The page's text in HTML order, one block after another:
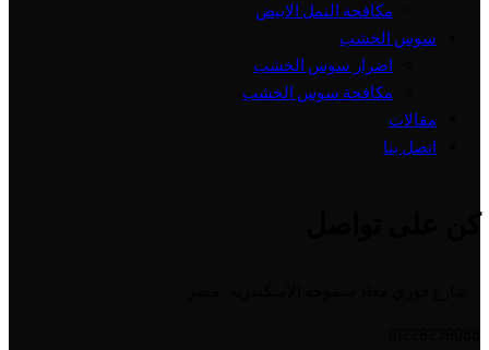
مكافحة النمل الابيض
سوس الخشب
اضرار سوس الخشب
مكافحة سوس الخشب
مقالات
اتصل بنا
كن على تواصل